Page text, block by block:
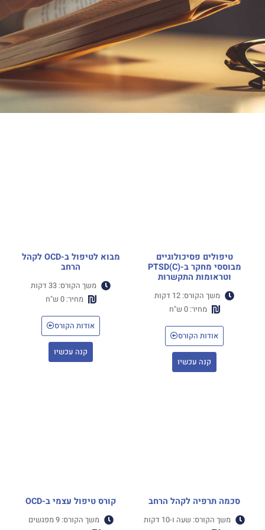
טיפולים פסיכולוגיים
מבוססי מחקר ב-(C)PTSD
וטראומות התקשרות
משך הקורס: 12 דקות
מחיר: 0 ש"ח
אודות הקורס
קנה עכשיו
מבוא לטיפול ב-OCD לקהל
הרחב
משך הקורס: 33 דקות
מחיר: 0 ש"ח
אודות הקורס
קנה עכשיו
סכמה תרפיה לקהל הרחב
משך הקורס: שעה ו-10 דקות
קורס טיפול עצמי ב-OCD
משך הקורס: 9 מפגשים